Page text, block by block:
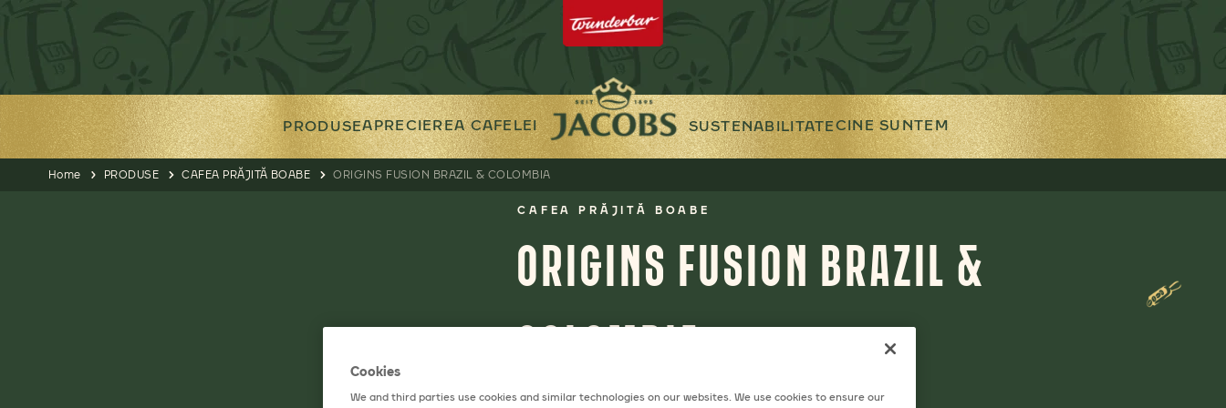
PRODUSEAPRECIEREA CAFELEI SUSTENABILITATECINE SUNTEM
Home PRODUSE CAFEA PRĂJITĂ BOABE ORIGINS FUSION BRAZIL & COLOMBIA
CAFEA PRĂJITĂ BOABE
ORIGINS FUSION BRAZIL &
COLOMBIA
Cookies
We and third parties use cookies and similar technologies on our websites. We use cookies to ensure our